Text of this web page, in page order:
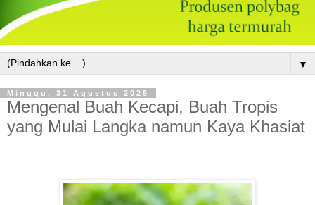
▼
Minggu, 31 Agustus 2025
Mengenal Buah Kecapi, Buah Tropis
yang Mulai Langka namun Kaya Khasiat